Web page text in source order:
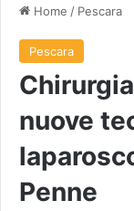
Home / Pescara
Pescara
nuove
Penne